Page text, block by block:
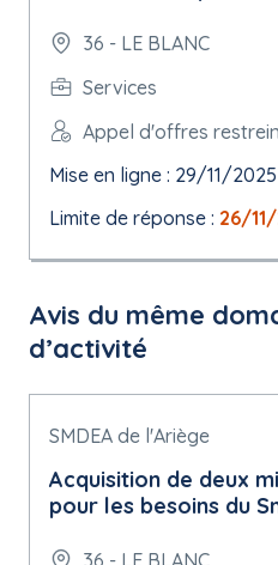
36 - LE BLANC
Services
Appel d'offres
Mise en ligne : 29/11/2025
Limite de réponse : 26/
Avis du même
d’activité
SMDEA de l'Ariège
Acquisition de deux
pour les besoins du
36 - LE BLANC